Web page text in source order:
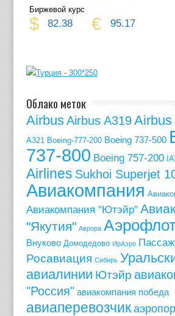
Биржевой курс
$ 82.38 € 95.17
Облако меток
Airbus Airbus A319 Airbus
A321 Boeing-777-200 Boeing 737-500
737-800 Boeing 757-200
Airlines Sukhoi Superjet
Авиакомпания
Авиакомпания "Ютэйр"
"Якутия" Аврора
Внуково Домодедово ИрАэро
Росавиация Сибирь
авиалинии Ютэйр
"Россия" авиакомпания победа
авиаперевозчик